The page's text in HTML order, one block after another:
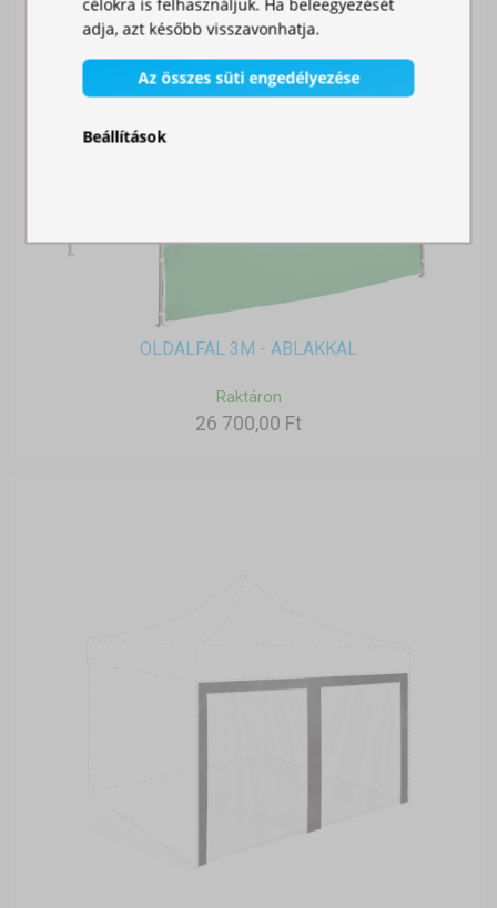
OLDALFAL 3M - ABLAKKAL
Raktáron
26 700,00 Ft
célokra is felhasználjuk. Ha beleegyezését
adja, azt később visszavonhatja.
Az összes süti engedélyezése
Beállítások